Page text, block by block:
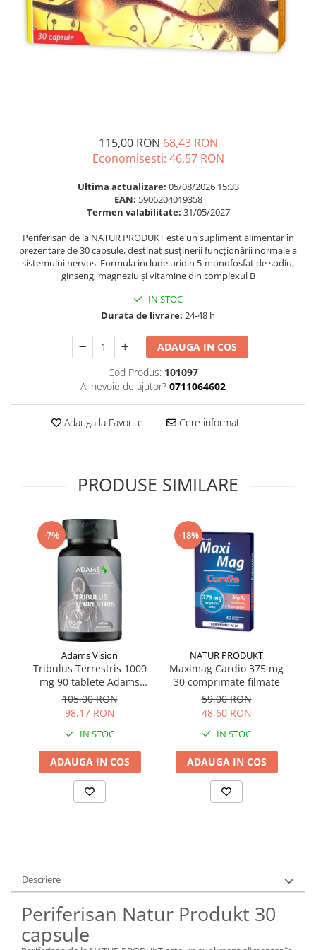
Omega 3
Par si unghii
Slabire si control greutate
Supliment Complexe
Supliment Fier
Supliment Magneziu
Supliment Vitamina B
Supliment Vitamina E
Tincturi si Gemoderivate
Tuse gat si respiratie
Ingrijire par
Balsam masca si tratament
Produse cu SPF Pentru Fata
115,00 RON 68,43 RON
Economisesti: 46,57 RON
Ultima actualizare: 05/08/2026 15:33
EAN: 5906204019358
Termen valabilitate: 31/05/2027
Periferisan de la NATUR PRODUKT este un supliment alimentar în
prezentare de 30 capsule, destinat susținerii funcționării normale a
sistemului nervos. Formula include uridin 5-monofosfat de sodiu,
ginseng, magneziu și vitamine din complexul B
IN STOC
Durata de livrare: 24-48 h
ADAUGA IN COS
Cod Produs: 101097
Ai nevoie de ajutor? 0711064602
Adauga la Favorite Cere informatii
PRODUSE SIMILARE
-7%
Adams Vision
Tribulus Terrestris 1000
mg 90 tablete Adams
Vision
105,00 RON
98,17 RON
IN STOC
ADAUGA IN COS
-18%
NATUR PRODUKT
Maximag Cardio 375 mg
30 comprimate filmate
59,00 RON
48,60 RON
IN STOC
ADAUGA IN COS
Descriere
Periferisan Natur Produkt 30
capsule